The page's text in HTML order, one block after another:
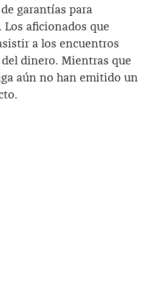
garantías para
Los aficionados que
a los encuentros
dinero. Mientras que
aún no han emitido un